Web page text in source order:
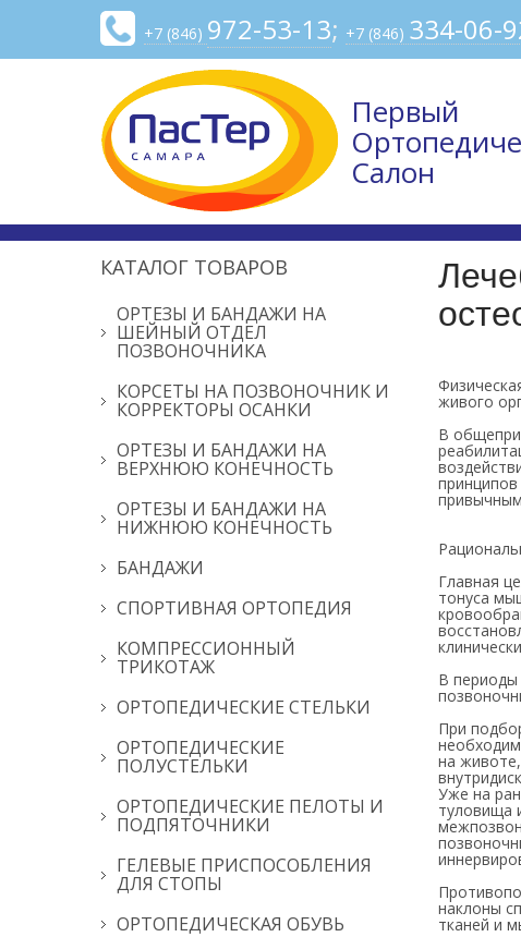
+7 (846) 972-53-13; +7 (846) 334-06-
Первый
Салон
КАТАЛОГ ТОВАРОВ
ОРТЕЗЫ И БАНДАЖИ НА
ШЕЙНЫЙ ОТДЕЛ
ПОЗВОНОЧНИКА
КОРСЕТЫ НА ПОЗВОНОЧНИК И
КОРРЕКТОРЫ ОСАНКИ
ОРТЕЗЫ И БАНДАЖИ НА
ВЕРХНЮЮ КОНЕЧНОСТЬ
ОРТЕЗЫ И БАНДАЖИ НА
НИЖНЮЮ КОНЕЧНОСТЬ
БАНДАЖИ
СПОРТИВНАЯ ОРТОПЕДИЯ
КОМПРЕССИОННЫЙ
ТРИКОТАЖ
ОРТОПЕДИЧЕСКИЕ СТЕЛЬКИ
ОРТОПЕДИЧЕСКИЕ
ПОЛУСТЕЛЬКИ
ОРТОПЕДИЧЕСКИЕ ПЕЛОТЫ И
ПОДПЯТОЧНИКИ
ГЕЛЕВЫЕ ПРИСПОСОБЛЕНИЯ
ДЛЯ СТОПЫ
ОРТОПЕДИЧЕСКАЯ ОБУВЬ
живого
В
Главная
тонуса
В периоды
При
на животе,
Уже на
туловища
наклоны
тканей и